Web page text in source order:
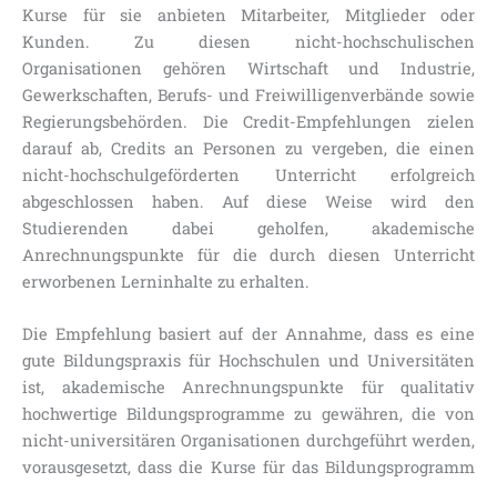
Kurse für sie anbieten Mitarbeiter, Mitglieder oder
Kunden. Zu diesen nicht-hochschulischen
Organisationen gehören Wirtschaft und Industrie,
Gewerkschaften, Berufs- und Freiwilligenverbände sowie
Regierungsbehörden. Die Credit-Empfehlungen zielen
darauf ab, Credits an Personen zu vergeben, die einen
nicht-hochschulgeförderten Unterricht erfolgreich
abgeschlossen haben. Auf diese Weise wird den
Studierenden dabei geholfen, akademische
Anrechnungspunkte für die durch diesen Unterricht
erworbenen Lerninhalte zu erhalten.
Die Empfehlung basiert auf der Annahme, dass es eine
gute Bildungspraxis für Hochschulen und Universitäten
ist, akademische Anrechnungspunkte für qualitativ
hochwertige Bildungsprogramme zu gewähren, die von
nicht-universitären Organisationen durchgeführt werden,
vorausgesetzt, dass die Kurse für das Bildungsprogramm